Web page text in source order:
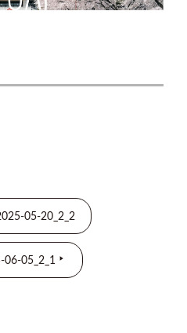
05-20_2_2
06-05_2_1